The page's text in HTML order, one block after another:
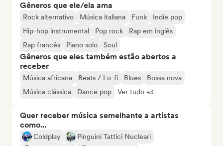
Gêneros que ele/ela ama
Rock alternativo Música italiana Funk
Indie pop
Hip-hop instrumental
Pop rock
Rap em inglês
Rap francês
Piano solo Soul
Gêneros que eles também estão abertos a
receber
Música africana Beats / Lo-fi Blues
Bossa nova
Música clássica
Dance pop Ver tudo +3
Quer receber música semelhante a artistas
como...
Coldplay
Pinguini Tattici Nucleari